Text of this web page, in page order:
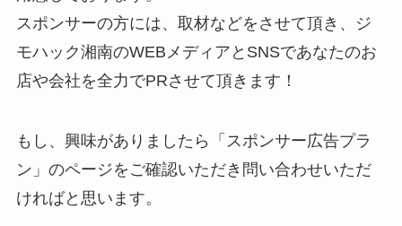
スポンサーの方には、取材などをさせて頂き、ジ
モハック湘南のWEBメディアとSNSであなたのお
店や会社を全力でPRさせて頂きます！
もし、興味がありましたら「スポンサー広告プラ
ン」のページをご確認いただき問い合わせいただ
ければと思います。